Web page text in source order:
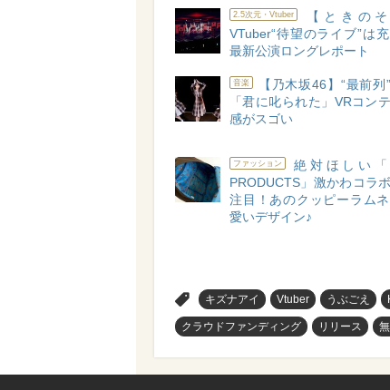
2.5次元・Vtuber
【ときの
VTuber“待望のライブ”は
最新公演ロングレポート
音楽
【乃木坂46】“最前
「君に叱られた」VRコン
感がスゴい
ファッション
絶対ほしい「
PRODUCTS」激かわコラ
注目！あのクッピーラム
愛いデザイン♪
キズナアイ Vtuber うぶごえ
クラウドファンディング リリース